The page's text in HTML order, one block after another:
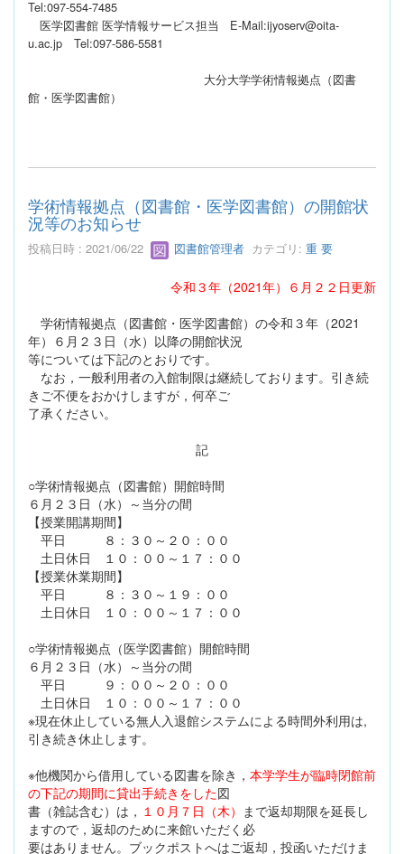
Tel:097-554-7485
医学図書館 医学情報サービス担当 E-Mail:ijyoserv@oita-
u.ac.jp Tel:097-586-5581
大分大学学術情報拠点（図書
館・医学図書館）
学術情報拠点（図書館・医学図書館）の開館状
況等のお知らせ
投稿日時 : 2021/06/22 図書館管理者 カテゴリ: 重 要
令和３年（2021年）６月２２日更新
学術情報拠点（図書館・医学図書館）の令和３年（2021
年）６月２３日（水）以降の開館状況
等については下記のとおりです。
なお，一般利用者の入館制限は継続しております。引き続
きご不便をおかけしますが，何卒ご
了承ください。
記
○学術情報拠点（図書館）開館時間
６月２３日（水）～当分の間
【授業開講期間】
平日 ８：３０～２０：００
土日休日 １０：００～１７：００
【授業休業期間】
平日 ８：３０～１９：００
土日休日 １０：００～１７：００
○学術情報拠点（医学図書館）開館時間
６月２３日（水）～当分の間
平日 ９：００～２０：００
土日休日 １０：００～１７：００
※現在休止している無人入退館システムによる時間外利用は,
引き続き休止します。
※他機関から借用している図書を除き， 本学学生が臨時閉館前
の下記の期間に貸出手続きをした図
書（雑誌含む）は， １０月７日（木） まで返却期限を延長し
ますので，返却のために来館いただく必
要はありません。ブックポストへはご返却，投函いただけま